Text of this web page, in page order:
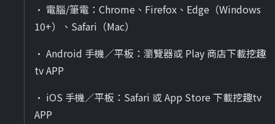
• 電腦/筆電：Chrome、Firefox、Edge（Windows
10+）、Safari（Mac）
• Android 手機／平板：瀏覽器或 Play 商店下載挖趣
tv APP
• iOS 手機／平板：Safari 或 App Store 下載挖趣tv
APP